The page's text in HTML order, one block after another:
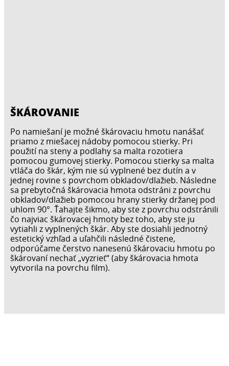
ŠKÁROVANIE
Po namiešaní je možné škárovaciu hmotu nanášať
priamo z miešacej nádoby pomocou stierky. Pri
použití na steny a podlahy sa malta rozotiera
pomocou gumovej stierky. Pomocou stierky sa malta
vtláča do škár, kým nie sú vyplnené bez dutín a v
jednej rovine s povrchom obkladov/dlažieb. Následne
sa prebytočná škárovacia hmota odstráni z povrchu
obkladov/dlažieb pomocou hrany stierky držanej pod
uhlom 90°. Ťahajte šikmo, aby ste z povrchu odstránili
čo najviac škárovacej hmoty bez toho, aby ste ju
vytiahli z vyplnených škár. Aby ste dosiahli jednotný
estetický vzhľad a uľahčili následné čistene,
odporúčame čerstvo nanesenú škárovaciu hmotu po
škárovaní nechať „vyzrieť“ (aby škárovacia hmota
vytvorila na povrchu film).